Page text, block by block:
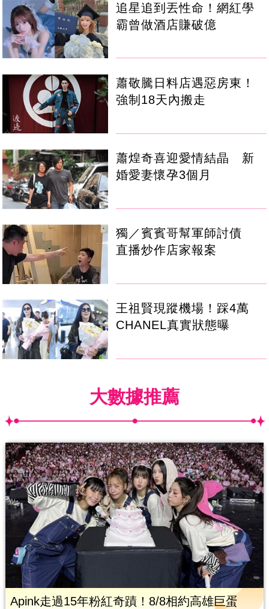
追星追到丟性命！網紅學
霸曾做酒店賺破億
蕭敬騰日料店遇惡房東！
強制18天內搬走
蕭煌奇喜迎愛情結晶 新
婚愛妻懷孕3個月
獨／賓賓哥幫軍師討債
直播炒作店家報案
王祖賢現蹤機場！踩4萬
CHANEL真實狀態曝
大數據推薦
Apink走過15年粉紅奇蹟！8/8相約高雄巨蛋